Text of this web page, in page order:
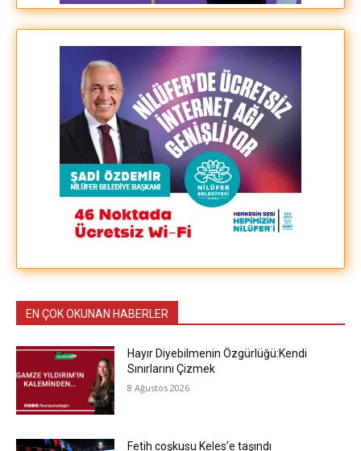
EN ÇOK OKUNAN HABERLER
Hayır Diyebilmenin Özgürlüğü:Kendi
Sınırlarını Çizmek
8 Ağustos 2026
Fetih coşkusu Keles’e taşındı